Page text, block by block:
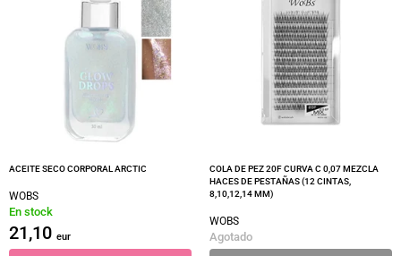
ACEITE SECO CORPORAL ARCTIC
WOBS
En stock
21,10 eur
COLA DE PEZ 20F CURVA C 0,07 MEZCLA
HACES DE PESTAÑAS (12 CINTAS,
8,10,12,14 MM)
WOBS
Agotado